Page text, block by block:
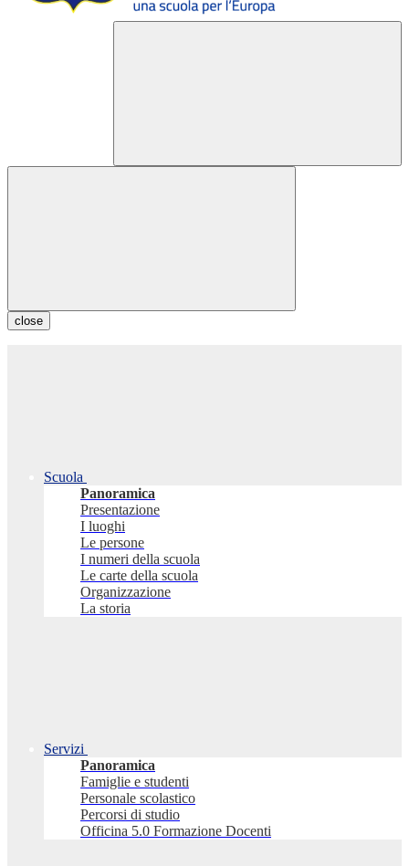
close
Scuola
Panoramica
Presentazione
I luoghi
Le persone
I numeri della scuola
Le carte della scuola
Organizzazione
La storia
Servizi
Panoramica
Famiglie e studenti
Personale scolastico
Percorsi di studio
Officina 5.0 Formazione Docenti